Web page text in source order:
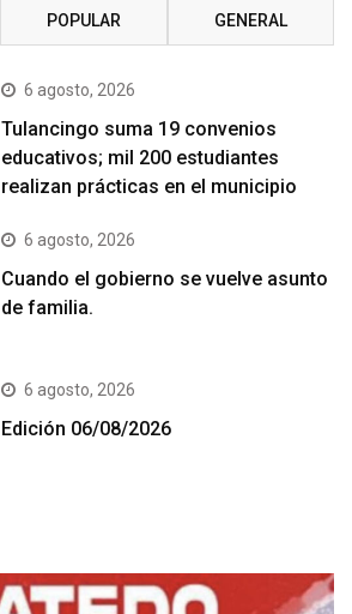
POPULAR GENERAL
6 agosto, 2026
Tulancingo suma 19 convenios
educativos; mil 200 estudiantes
realizan prácticas en el municipio
6 agosto, 2026
Cuando el gobierno se vuelve asunto
de familia.
6 agosto, 2026
Edición 06/08/2026